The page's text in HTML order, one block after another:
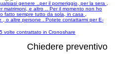
genere ..per il pomeriggio, per la sera ,
matrimoni, e altro .. Per il momento non ho
fatto sempre tutto da sola, in casa ,
, o altre persone . Potete contattarmi per E-
5 volte contrattato in Cronoshare
Chiedere preventivo